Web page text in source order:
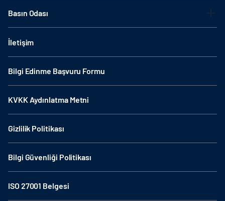
Basın Odası
İletişim
Bilgi Edinme Başvuru Formu
KVKK Aydınlatma Metni
Gizlilik Politikası
Bilgi Güvenliği Politikası
ISO 27001 Belgesi